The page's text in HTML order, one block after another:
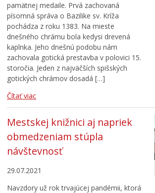
pamätnej medaile. Prvá zachovaná
písomná správa o Bazilike sv. Kríža
pochádza z roku 1383. Na mieste
dnešného chrámu bola kedysi drevená
kaplnka. Jeho dnešnú podobu nám
zachovala gotická prestavba v polovici 15.
storočia. Jeden z najväčších spišských
gotických chrámov dosadá […]
Čítať viac
Mestskej knižnici aj napriek
obmedzeniam stúpla
návštevnosť
29.07.2021
Navzdory už rok trvajúcej pandémii, ktorá